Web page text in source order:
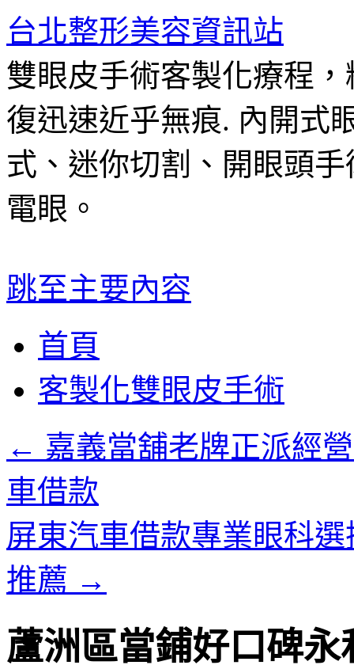
台北整形美容資訊站
雙眼皮手術客製化療程
復迅速近乎無痕. 內開式
式、迷你切割、開眼頭
電眼。
跳至主要內容
首頁
客製化雙眼皮手術
← 嘉義當舖老牌正派經
車借款
屏東汽車借款專業眼科
推薦 →
蘆洲區當鋪好口碑